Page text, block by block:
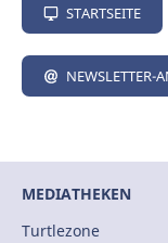
STARTSEITE
NEWSLETTER-
MEDIATHEKEN
Turtlezone